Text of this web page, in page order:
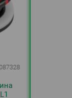
087328